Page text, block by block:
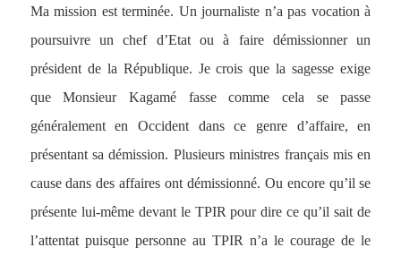
Ma mission est terminée. Un journaliste n’a pas vocation à
poursuivre un chef d’Etat ou à faire démissionner un
président de la République. Je crois que la sagesse exige
que Monsieur Kagamé fasse comme cela se passe
généralement en Occident dans ce genre d’affaire, en
présentant sa démission. Plusieurs ministres français mis en
cause dans des affaires ont démissionné. Ou encore qu’il se
présente lui-même devant le TPIR pour dire ce qu’il sait de
l’attentat puisque personne au TPIR n’a le courage de le